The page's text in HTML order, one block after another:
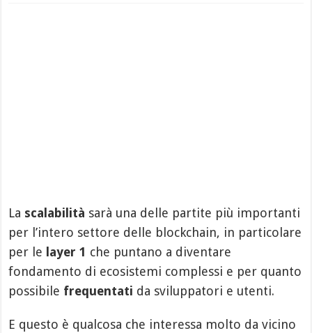
La scalabilità sarà una delle partite più importanti
per l’intero settore delle blockchain, in particolare
per le layer 1 che puntano a diventare
fondamento di ecosistemi complessi e per quanto
possibile frequentati da sviluppatori e utenti.
E questo è qualcosa che interessa molto da vicino